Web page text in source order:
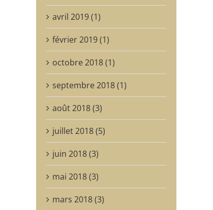
avril 2019 (1)
février 2019 (1)
octobre 2018 (1)
septembre 2018 (1)
août 2018 (3)
juillet 2018 (5)
juin 2018 (3)
mai 2018 (3)
mars 2018 (3)